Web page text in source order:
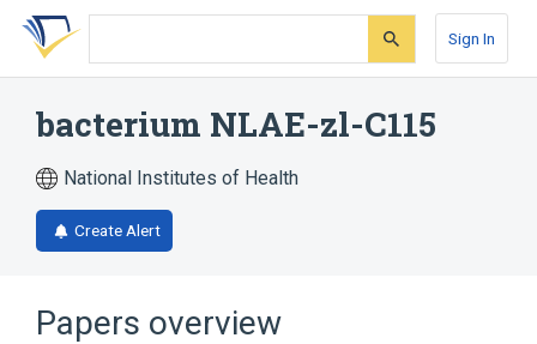
Skip
search
Skip
Skip
account
Sign In
bacterium NLAE-zl-C115
National Institutes of Health
Create Alert
Papers overview